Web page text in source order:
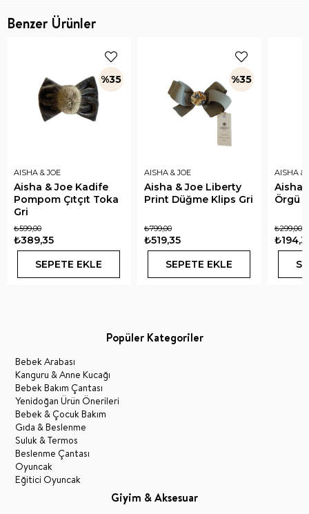
Benzer Ürünler
AISHA & JOE
Aisha & Joe Kadife
Pompom Çıtçıt Toka
Gri
₺389,35
₺599,00
SEPETE EKLE
%35
AISHA & JOE
Aisha & Joe Liberty
Print Düğme Klips Gri
₺519,35
₺799,00
SEPETE EKLE
%35
AISHA &
Aisha
Örgü
₺299,00
Popüler Kategoriler
Bebek Arabası
Kanguru & Anne Kucağı
Bebek Bakım Çantası
Yenidoğan Ürün Önerileri
Bebek & Çocuk Bakım
Gıda & Beslenme
Suluk & Termos
Beslenme Çantası
Oyuncak
Eğitici Oyuncak
Giyim & Aksesuar